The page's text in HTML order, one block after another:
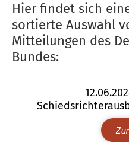
Hier findet sich
sortierte Auswahl
Mitteilungen des
Bundes: